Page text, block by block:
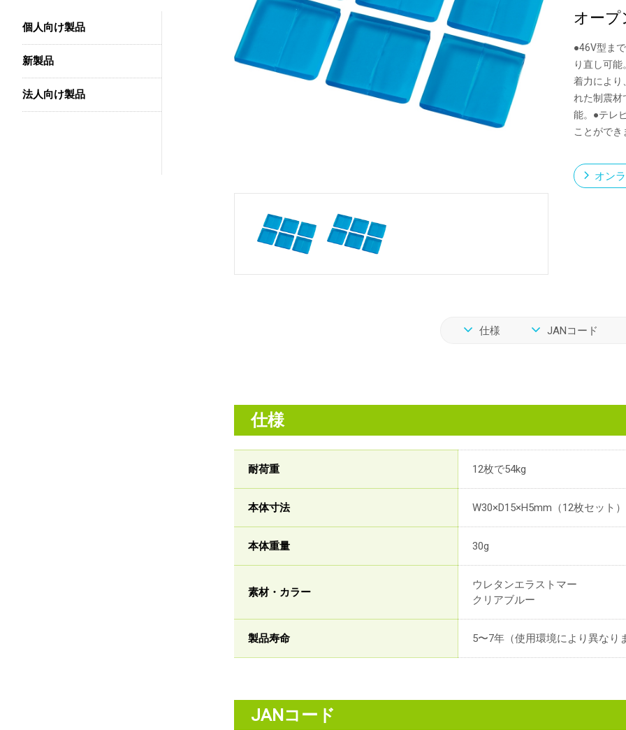
オープ
●46V型ま
り直し可
着力により
れた制震
能。●テレ
ことができ
オン
仕様 JANコード
仕様
耐荷重 12枚で54kg
本体寸法 W30×D15×H5mm（12枚セット）
本体重量 30g
素材・カラー
ウレタンエラストマー
クリアブルー
製品寿命 5〜7年（使用環境により異なり
JANコード
個人向け製品
新製品
法人向け製品